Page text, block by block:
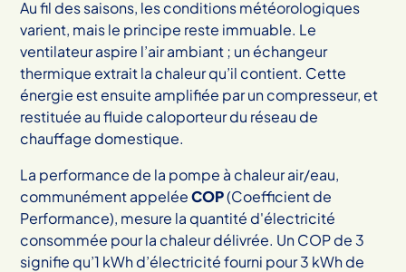
Au fil des saisons, les conditions météorologiques
varient, mais le principe reste immuable. Le
ventilateur aspire l’air ambiant ; un échangeur
thermique extrait la chaleur qu’il contient. Cette
énergie est ensuite amplifiée par un compresseur, et
restituée au fluide caloporteur du réseau de
chauffage domestique.
La performance de la pompe à chaleur air/eau,
communément appeléeCOP(Coefficient de
Performance), mesure la quantité d'électricité
consommée pour la chaleur délivrée. Un COP de 3
signifie qu’1 kWh d’électricité fourni pour 3 kWh de